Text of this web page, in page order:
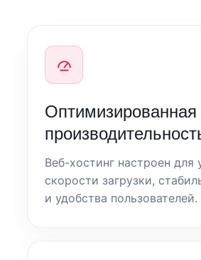
Оптимизированная
Веб-хостинг настроен для
скорости загрузки,
и удобства пользователей.